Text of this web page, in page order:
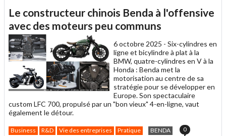
Le constructeur chinois Benda à l'offensive
avec des moteurs peu communs
6 octobre 2025 - Six-cylindres en
ligne et bicylindre à plat à la
BMW, quatre-cylindres en V à la
Honda : Benda met la
motorisation au centre de sa
stratégie pour se développer en
Europe. Son spectaculaire
custom LFC 700, propulsé par un "bon vieux" 4-en-ligne, vaut
également le détour.
Business R&D Vie des entreprises Pratique BENDA 0